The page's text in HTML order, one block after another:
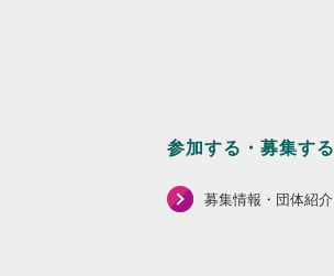
参加する・募集する
募集情報・団体紹介